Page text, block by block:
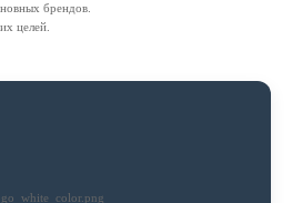
брендов.
целей.